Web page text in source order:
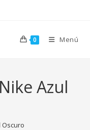
0 Menú
Azul
Oscuro